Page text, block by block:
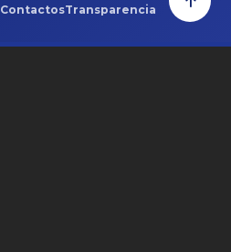
ContactosTransparencia